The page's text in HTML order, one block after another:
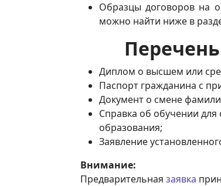
Образцы договоров на
можно найти ниже в
Диплом о высшем или
Паспорт гражданина с
Документ о смене
Справка об обучении
образования;
Заявление
Внимание:
Предварительная заявка